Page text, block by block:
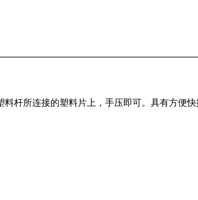
杆所连接的塑料片上，手压即可。具有方便快